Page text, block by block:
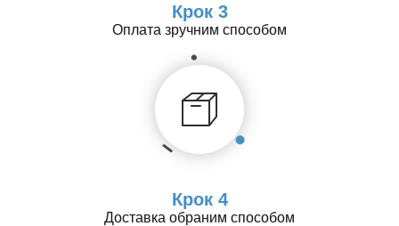
Крок 3
Оплата зручним способом
Крок 4
Доставка обраним способом